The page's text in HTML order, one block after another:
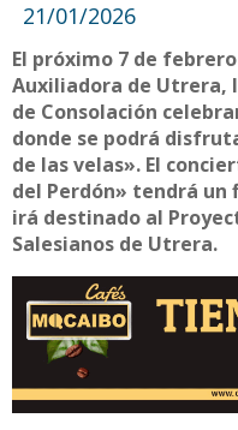
21/01/2026
El próximo 7 de
Auxiliadora de Utrera,
de Consolación
donde se podrá
de las velas». El
del Perdón» tendrá un
irá destinado al
Salesianos de Utrera.